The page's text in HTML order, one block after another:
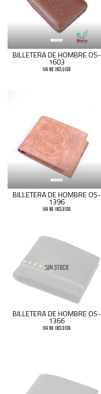
BILLETERA DE HOMBRE OS-
1603
IVA NO INCLUIDO
BILLETERA DE HOMBRE OS-
1396
IVA NO INCLUIDO
SIN STOCK
BILLETERA DE HOMBRE OS-
1366
IVA NO INCLUIDO